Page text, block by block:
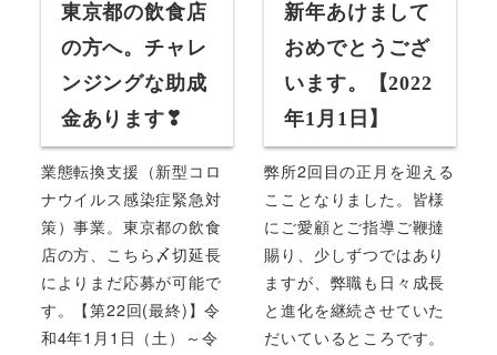
東京都の飲食店
の方へ。チャレ
ンジングな助成
金あります❣
業態転換支援（新型コロ
ナウイルス感染症緊急対
策）事業。東京都の飲食
店の方、こちら〆切延長
によりまだ応募が可能で
す。【第22回(最終)】令
和4年1月1日（土）～令
新年あけまして
おめでとうござ
います。【2022
年1月1日】
弊所2回目の正月を迎える
こことなりました。皆様
にご愛顧とご指導ご鞭撻
賜り、少しずつではあり
ますが、弊職も日々成長
と進化を継続させていた
だいているところです。